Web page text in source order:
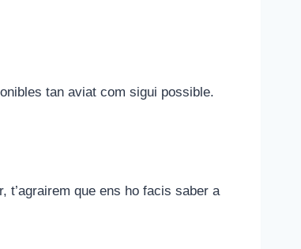
tan aviat com sigui possible.
t’agrairem que ens ho facis saber a